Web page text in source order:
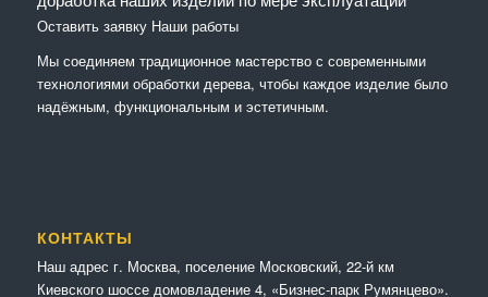
Оставить заявку Наши работы
Мы соединяем традиционное мастерство с современными
технологиями обработки дерева, чтобы каждое изделие было
надёжным, функциональным и эстетичным.
КОНТАКТЫ
Наш адрес г. Москва, поселение Московский, 22-й км
Киевского шоссе домовладение 4, «Бизнес-парк Румянцево».